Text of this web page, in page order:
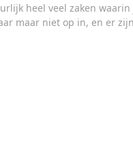
heel veel zaken
maar niet op in, en er